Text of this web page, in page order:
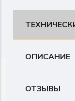
ОПИСАНИЕ
ОТЗЫВЫ